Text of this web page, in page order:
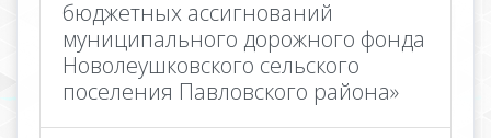
бюджетных ассигнований
муниципального дорожного фонда
Новолеушковского сельского
поселения Павловского района»